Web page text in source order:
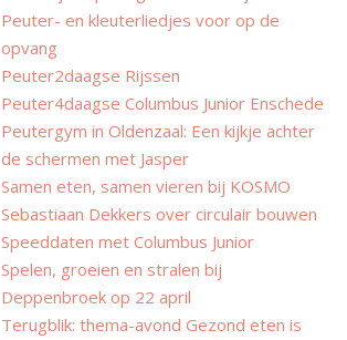
Peuter- en kleuterliedjes voor op de
opvang
Peuter2daagse Rijssen
Peuter4daagse Columbus Junior Enschede
Peutergym in Oldenzaal: Een kijkje achter
de schermen met Jasper
Samen eten, samen vieren bij KOSMO
Sebastiaan Dekkers over circulair bouwen
Speeddaten met Columbus Junior
Spelen, groeien en stralen bij
Deppenbroek op 22 april
Terugblik: thema-avond Gezond eten is